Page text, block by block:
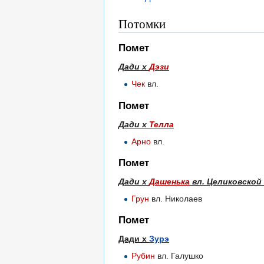
Потомки
Помет
Дади хДэзи
Чек вл.
Помет
Дади х Телла
Арно вл.
Помет
Дади хДашенька вл.
Грун вл. Николаев
Помет
Дади х Зурэ
Рубин вл. Галушко